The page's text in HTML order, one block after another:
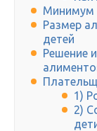
Минимум
Размер
детей
Решение
1)
2)